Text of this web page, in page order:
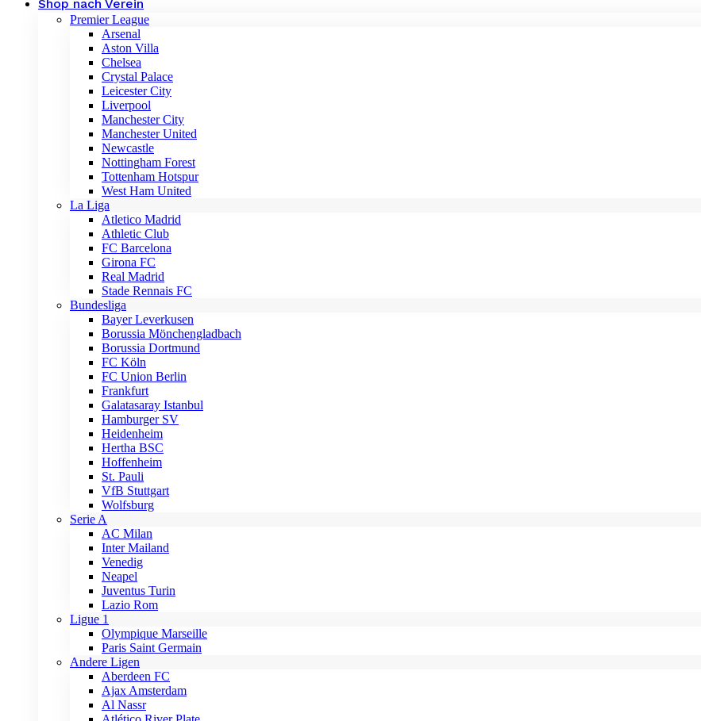
Shop nach Verein
Premier League
Arsenal
Aston Villa
Chelsea
Crystal Palace
Leicester City
Liverpool
Manchester City
Manchester United
Newcastle
Nottingham Forest
Tottenham Hotspur
West Ham United
La Liga
Atletico Madrid
Athletic Club
FC Barcelona
Girona FC
Real Madrid
Stade Rennais FC
Bundesliga
Bayer Leverkusen
Borussia Mönchengladbach
Borussia Dortmund
FC Köln
FC Union Berlin
Frankfurt
Galatasaray Istanbul
Hamburger SV
Heidenheim
Hertha BSC
Hoffenheim
St. Pauli
VfB Stuttgart
Wolfsburg
Serie A
AC Milan
Inter Mailand
Venedig
Neapel
Juventus Turin
Lazio Rom
Ligue 1
Olympique Marseille
Paris Saint Germain
Andere Ligen
Aberdeen FC
Ajax Amsterdam
Al Nassr